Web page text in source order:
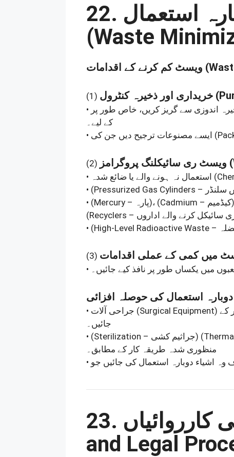
استعمال
(Waste
(1)
کے لیے۔
(2)
•
•
(Mercury – پارہ)، (Cadmium – کیڈمیم)
•
(3)
میں یکساں طور پر نافذ کیے جائیں۔
(Surgical Equipment)
جائیں۔
•
(Sterilization – جراثیم کشی)
منظوری شدہ طریقہ کار کے مطابق۔
and Legal